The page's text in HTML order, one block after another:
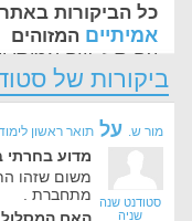
כל הביקורות
אמיתיים המזוהים
עם ת.ז, שם אמיתי
החשוב לנו ביותר
ביקורות של
מור ש. על תואר ראשון
סטודנט שנה
שניה
מדוע בחרתי
משום שזהו
מתחברת .